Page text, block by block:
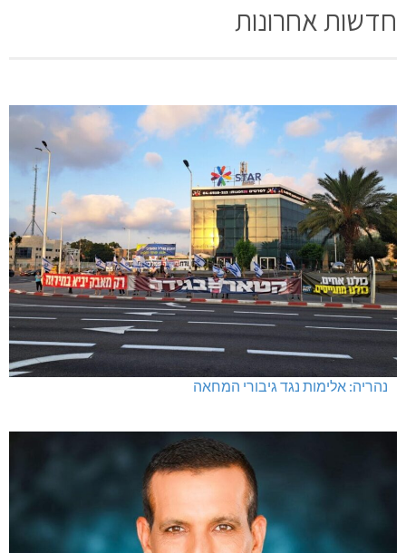
חדשות אחרונות
נהריה: אלימות נגד גיבורי המחאה